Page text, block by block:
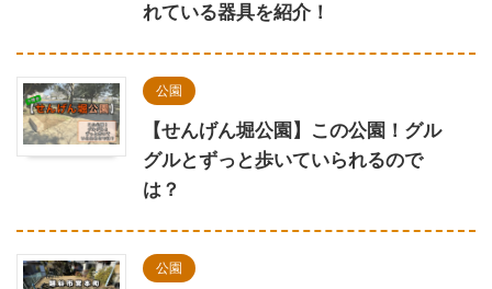
れている器具を紹介！
公園
【せんげん堀公園】この公園！グル
グルとずっと歩いていられるので
は？
公園